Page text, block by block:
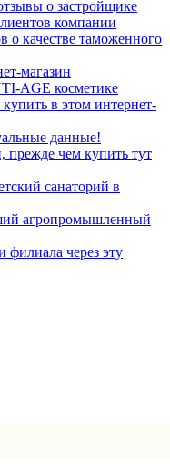
о застройщике
компании
о качестве таможенного
магазин
AGE косметике
в этом интернет-
данные!
прежде чем купить тут
санаторий в
агропромышленный
филиала через эту